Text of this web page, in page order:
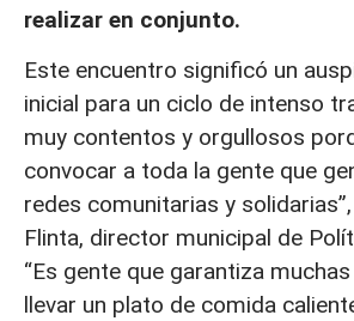
realizar en conjunto.
Este encuentro significó un
inicial para un ciclo de intenso
muy contentos y orgullosos
convocar a toda la gente que
redes comunitarias y
Flinta, director municipal de
“Es gente que garantiza
llevar un plato de comida